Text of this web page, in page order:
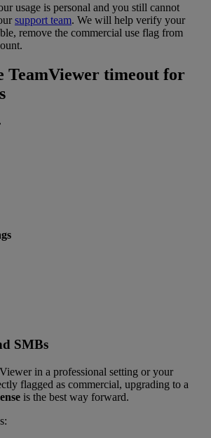
usage is personal and you still cannot
support team. We will help verify your
remove the commercial use flag from
TeamViewer timeout for
SMBs
in a professional setting or your
flagged as commercial, upgrading to a
is the best way forward.